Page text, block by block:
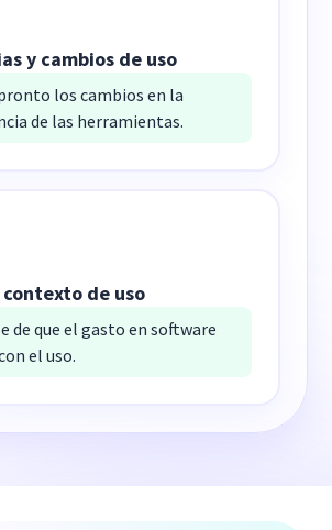
y cambios de uso
los cambios en la
de las herramientas.
contexto de uso
de que el gasto en software
el uso.